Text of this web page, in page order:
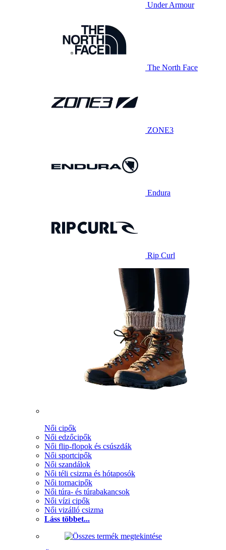
Under Armour
The North Face
ZONE3
Endura
Rip Curl
Női cipők
Női edzőcipők
Női flip-flopok és csúszdák
Női sportcipők
Női szandálok
Női téli csizma és hótaposók
Női tornacipők
Női túra- és túrabakancsok
Női vízi cipők
Női vizálló csizma
Láss többet...